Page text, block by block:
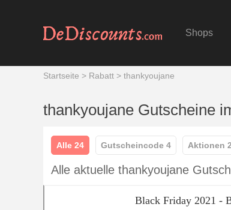
Shops
Startseite > Rabatt > thankyoujane
thankyoujane Gutscheine
Alle 24 Gutscheincode 4 Aktionen
Alle aktuelle thankyoujane
Black Friday 2021 -